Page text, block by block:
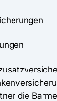
die